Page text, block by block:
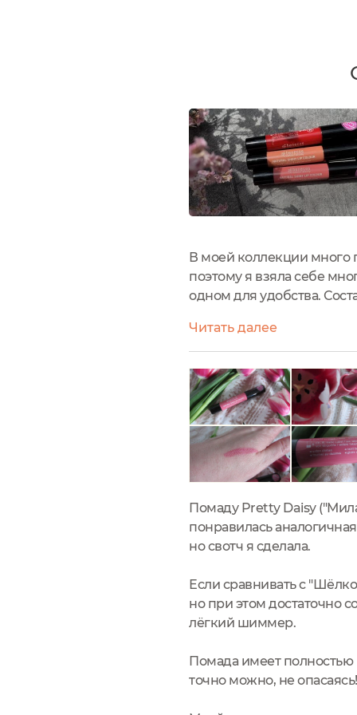
В моей коллекции много
поэтому я взяла себе
одном для удобства.
насыщенного...
Читать далее
Помаду Pretty Daisy
понравилась
но свотч я сделала.
Если сравнивать с
но при этом достаточно
лёгкий шиммер.
Помада имеет полностью
точно можно, не опасаясь!